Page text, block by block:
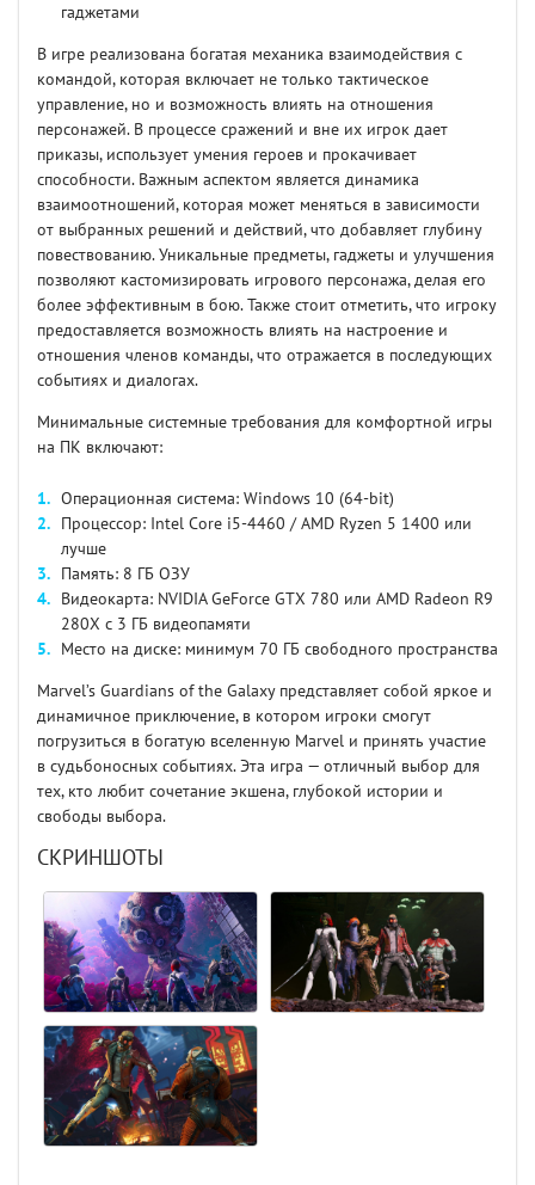
гаджетами
В игре реализована богатая механика взаимодействия с
командой, которая включает не только тактическое
управление, но и возможность влиять на отношения
персонажей. В процессе сражений и вне их игрок дает
приказы, использует умения героев и прокачивает
способности. Важным аспектом является динамика
взаимоотношений, которая может меняться в зависимости
от выбранных решений и действий, что добавляет глубину
повествованию. Уникальные предметы, гаджеты и улучшения
позволяют кастомизировать игрового персонажа, делая его
более эффективным в бою. Также стоит отметить, что игроку
предоставляется возможность влиять на настроение и
отношения членов команды, что отражается в последующих
событиях и диалогах.
Минимальные системные требования для комфортной игры
на ПК включают:
Операционная система: Windows 10 (64-bit)
Процессор: Intel Core i5-4460 / AMD Ryzen 5 1400 или
лучше
Память: 8 ГБ ОЗУ
Видеокарта: NVIDIA GeForce GTX 780 или AMD Radeon R9
280X с 3 ГБ видеопамяти
Место на диске: минимум 70 ГБ свободного пространства
Marvel’s Guardians of the Galaxy представляет собой яркое и
динамичное приключение, в котором игроки смогут
погрузиться в богатую вселенную Marvel и принять участие
в судьбоносных событиях. Эта игра — отличный выбор для
тех, кто любит сочетание экшена, глубокой истории и
свободы выбора.
СКРИНШОТЫ